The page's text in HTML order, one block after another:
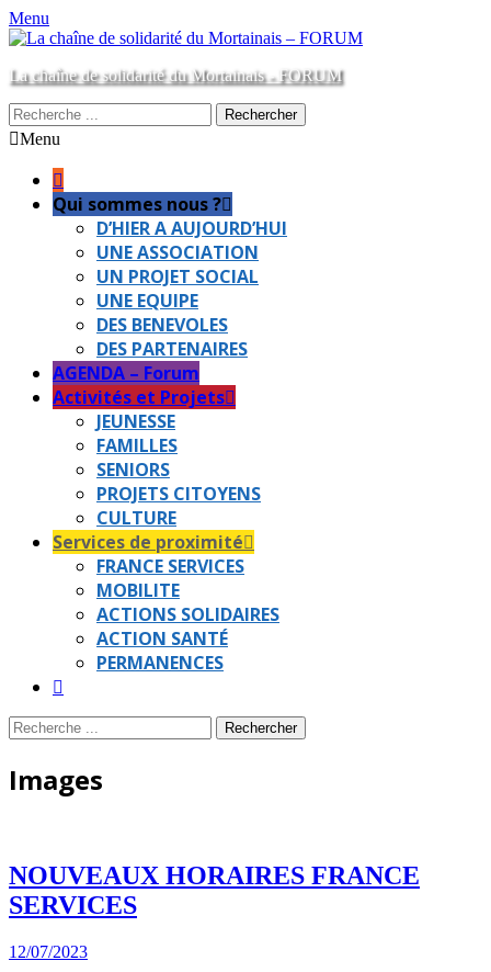
Menu
La chaîne de solidarité du Mortainais - FORUM
Rechercher :
Menu
principal
Aller
contenu
Menu
Qui sommes nous ?
D’HIER A AUJOURD’HUI
UNE ASSOCIATION
UN PROJET SOCIAL
UNE EQUIPE
DES BENEVOLES
DES PARTENAIRES
AGENDA – Forum
Activités et Projets
JEUNESSE
FAMILLES
SENIORS
PROJETS CITOYENS
CULTURE
Services de proximité
FRANCE SERVICES
MOBILITE
ACTIONS SOLIDAIRES
ACTION SANTÉ
PERMANENCES
Recherche
Rechercher :
Images
NOUVEAUX HORAIRES FRANCE
SERVICES
Posted
12/07/2023